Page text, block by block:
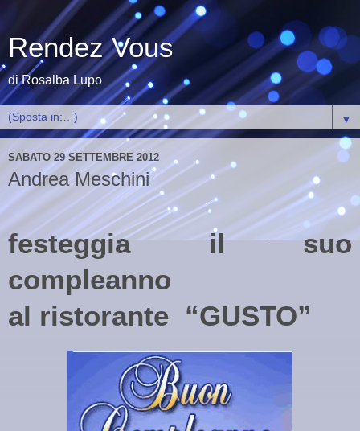
Rendez Vous
di Rosalba Lupo
▼
SABATO 29 SETTEMBRE 2012
Andrea Meschini
festeggia il suo
compleanno
al ristorante “GUSTO”